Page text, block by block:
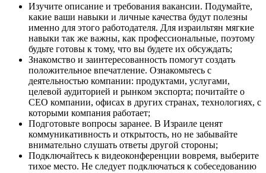
Изучите описание и требования вакансии. Подумайте,
какие ваши навыки и личные качества будут полезны
именно для этого работодателя. Для израильтян мягкие
навыки так же важны, как профессиональные, поэтому
будьте готовы к тому, что вы будете их обсуждать;
Знакомство и заинтересованность помогут создать
положительное впечатление. Ознакомьтесь с
деятельностью компании: продуктами, услугами,
целевой аудиторией и рынком экспорта; почитайте о
CEO компании, офисах в других странах, технологиях, с
которыми компания работает;
Подготовьте вопросы заранее. В Израиле ценят
коммуникативность и открытость, но не забывайте
внимательно слушать ответы другой стороны;
Подключайтесь к видеоконференции вовремя, выберите
тихое место. Не следует подключаться к собеседованию